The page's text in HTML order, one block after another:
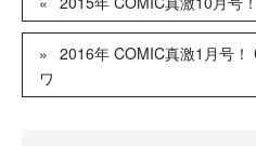
2016年 COMIC真激1月号
ワ